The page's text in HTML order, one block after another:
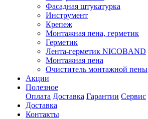
Фасадная штукатурка
Инструмент
Крепеж
Монтажная пена, герметик
Герметик
Лента-герметик NICOBAND
Монтажная пена
Очиститель монтажной пены
Акции
Полезное
Оплата Доставка Гарантии Сервис
Доставка
Контакты